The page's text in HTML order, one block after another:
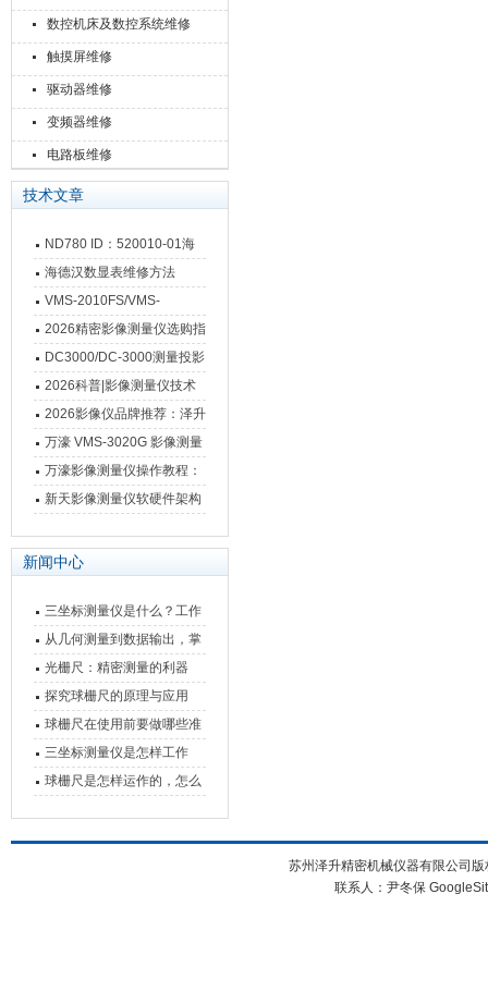
数控机床及数控系统维修
触摸屏维修
驱动器维修
变频器维修
电路板维修
技术文章
ND780 ID：520010-01海
德汉数显表故障维修内容
海德汉数显表维修方法
VMS-2010FS/VMS-
3020FS/VMS-4030FS手动
影像测量仪技术参数
2026精密影像测量仪选购指
南 靠谱品牌一站式选型推荐
DC3000/DC-3000测量投影
仪万濠数据处理器数显表故
障维修方法
2026科普|影像测量仪技术
原理、分类及选型应用
2026影像仪品牌推荐：泽升
影像测量仪选型指南
万濠 VMS-3020G 影像测量
仪技术规格与应用解析
万濠影像测量仪操作教程：
从开机到出报告，新手也能
新天影像测量仪软硬件架构
新闻中心
三坐标测量仪是什么？工作
原理、分类与核心功能一次
讲清
从几何测量到数据输出，掌
握万濠影像测量仪的六大核
心能力
光栅尺：精密测量的利器
探究球栅尺的原理与应用
球栅尺在使用前要做哪些准
备工作？
三坐标测量仪是怎样工作
的，功能有什么优势？
球栅尺是怎样运作的，怎么
苏州泽升精密机械仪器有限公司
联系人：尹冬保